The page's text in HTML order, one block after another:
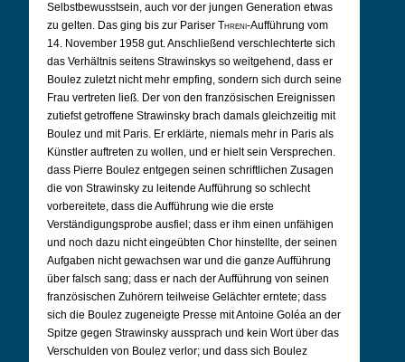
Selbstbewusstsein, auch vor der jungen Generation etwas
zu gelten. Das ging bis zur Pariser Threni-Aufführung vom
14. November 1958 gut. Anschließend verschlechterte sich
das Verhältnis seitens Strawinskys so weitgehend, dass er
Boulez zuletzt nicht mehr empfing, sondern sich durch seine
Frau vertreten ließ. Der von den französischen Ereignissen
zutiefst getroffene Strawinsky brach damals gleichzeitig mit
Boulez und mit Paris. Er erklärte, niemals mehr in Paris als
Künstler auftreten zu wollen, und er hielt sein Versprechen.
dass Pierre Boulez entgegen seinen schriftlichen Zusagen
die von Strawinsky zu leitende Aufführung so schlecht
vorbereitete, dass die Aufführung wie die erste
Verständigungsprobe ausfiel; dass er ihm einen unfähigen
und noch dazu nicht eingeübten Chor hinstellte, der seinen
Aufgaben nicht gewachsen war und die ganze Aufführung
über falsch sang; dass er nach der Aufführung von seinen
französischen Zuhörern teilweise Gelächter erntete; dass
sich die Boulez zugeneigte Presse mit Antoine Goléa an der
Spitze gegen Strawinsky aussprach und kein Wort über das
Verschulden von Boulez verlor; und dass sich Boulez